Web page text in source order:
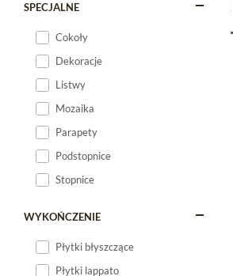
SPECJALNE
Cokoły
Dekoracje
Listwy
Mozaika
Parapety
Podstopnice
Stopnice
WYKOŃCZENIE
Płytki błyszczące
Płytki lappato